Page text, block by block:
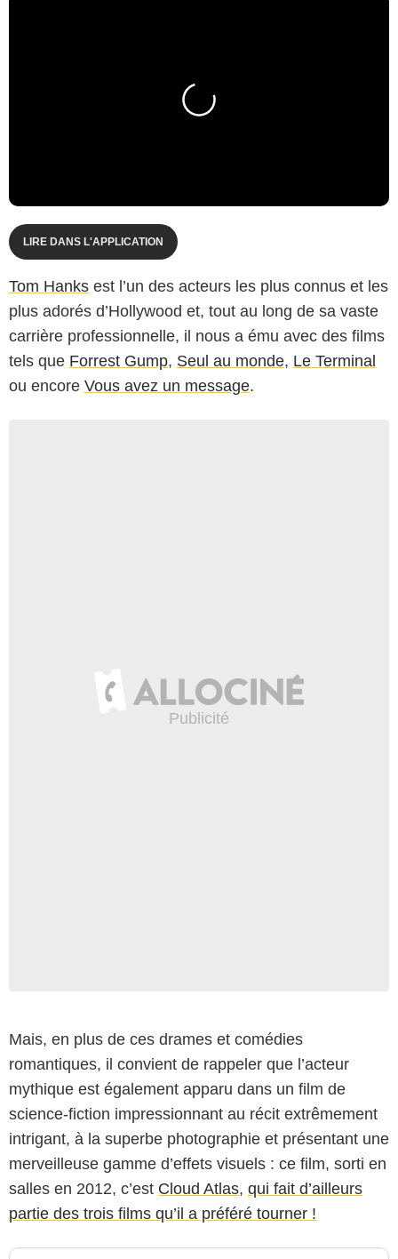
LIRE DANS L'APPLICATION
Tom Hanks est l’un des acteurs les plus connus et les
plus adorés d’Hollywood et, tout au long de sa vaste
carrière professionnelle, il nous a ému avec des films
tels que Forrest Gump, Seul au monde, Le Terminal
ou encore Vous avez un message.
Mais, en plus de ces drames et comédies
romantiques, il convient de rappeler que l’acteur
mythique est également apparu dans un film de
science-fiction impressionnant au récit extrêmement
intrigant, à la superbe photographie et présentant une
merveilleuse gamme d’effets visuels : ce film, sorti en
salles en 2012, c’est Cloud Atlas, qui fait d’ailleurs
partie des trois films qu’il a préféré tourner !